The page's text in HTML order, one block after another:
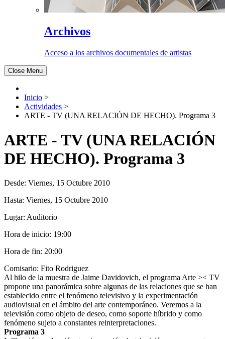
Archivos
Acceso a los archivos documentales de artistas
Close Menu
Inicio >
Actividades >
ARTE - TV (UNA RELACIÓN DE HECHO). Programa 3
ARTE - TV (UNA RELACIÓN
DE HECHO). Programa 3
Desde: Viernes, 15 Octubre 2010
Hasta: Viernes, 15 Octubre 2010
Lugar: Auditorio
Hora de inicio: 19:00
Hora de fin: 20:00
Comisario: Fito Rodriguez
Al hilo de la muestra de Jaime Davidovich, el programa Arte >< TV
propone una panorámica sobre algunas de las relaciones que se han
establecido entre el fenómeno televisivo y la experimentación
audiovisual en el ámbito del arte contemporáneo. Veremos a la
televisión como objeto de deseo, como soporte híbrido y como
fenómeno sujeto a constantes reinterpretaciones.
Programa 3